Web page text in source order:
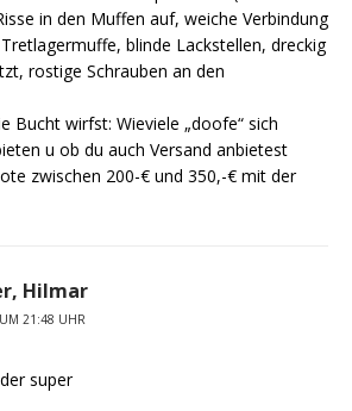
in den Muffen auf, weiche Verbindung
blinde Lackstellen, dreckig
rostige Schrauben an den
Bucht wirfst: Wieviele „doofe“ sich
u ob du auch Versand anbietest
zwischen 200-€ und 350,-€ mit der
Hilmar
21:48 UHR
super